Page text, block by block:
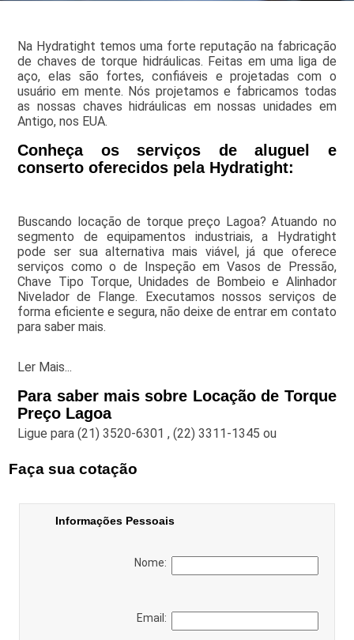
Na Hydratight temos uma forte reputação na fabricação
de chaves de torque hidráulicas. Feitas em uma liga de
aço, elas são fortes, confiáveis e projetadas com o
usuário em mente. Nós projetamos e fabricamos todas
as nossas chaves hidráulicas em nossas unidades em
Antigo, nos EUA.
Conheça os serviços de aluguel e
conserto oferecidos pela Hydratight:
Buscando locação de torque preço Lagoa? Atuando no
segmento de equipamentos industriais, a Hydratight
pode ser sua alternativa mais viável, já que oferece
serviços como o de Inspeção em Vasos de Pressão,
Chave Tipo Torque, Unidades de Bombeio e Alinhador
Nivelador de Flange. Executamos nossos serviços de
forma eficiente e segura, não deixe de entrar em contato
para saber mais.
Ler Mais...
Para saber mais sobre Locação de Torque
Preço Lagoa
Ligue para(21) 3520-6301 ,(22) 3311-1345 ou
Faça sua cotação
Informações Pessoais
Nome:
Email: